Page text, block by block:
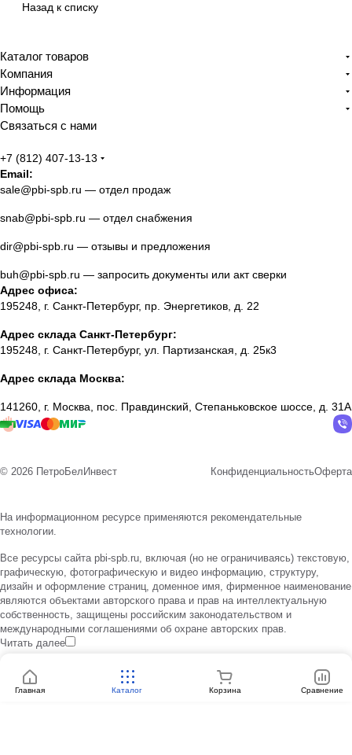
Назад к списку
Каталог товаров
Компания
Информация
Помощь
Связаться с нами
+7 (812) 407-13-13
Email:
sale@pbi-spb.ru — отдел продаж
snab@pbi-spb.ru — отдел снабжения
dir@pbi-spb.ru — отзывы и предложения
buh@pbi-spb.ru — запросить документы или акт сверки
Адрес офиса:
195248, г. Санкт-Петербург, пр. Энергетиков, д. 22
Адрес склада Санкт-Петербург:
195248, г. Санкт-Петербург, ул. Партизанская, д. 25к3
Адрес склада Москва:
141260, г. Москва, пос. Правдинский, Степаньковское шоссе, д. 31А
© 2026 ПетроБелИнвест КонфиденциальностьОферта
На информационном ресурсе применяются рекомендательные
технологии.
Все ресурсы сайта pbi-spb.ru, включая (но не ограничиваясь) текстовую,
графическую, фотографическую и видео информацию, структуру,
дизайн и оформление страниц, доменное имя, фирменное наименование
являются объектами авторского права и прав на интеллектуальную
собственность, защищены российским законодательством и
международными соглашениями об охране авторских прав.
Читать далее
Главная Каталог Корзина Сравнение